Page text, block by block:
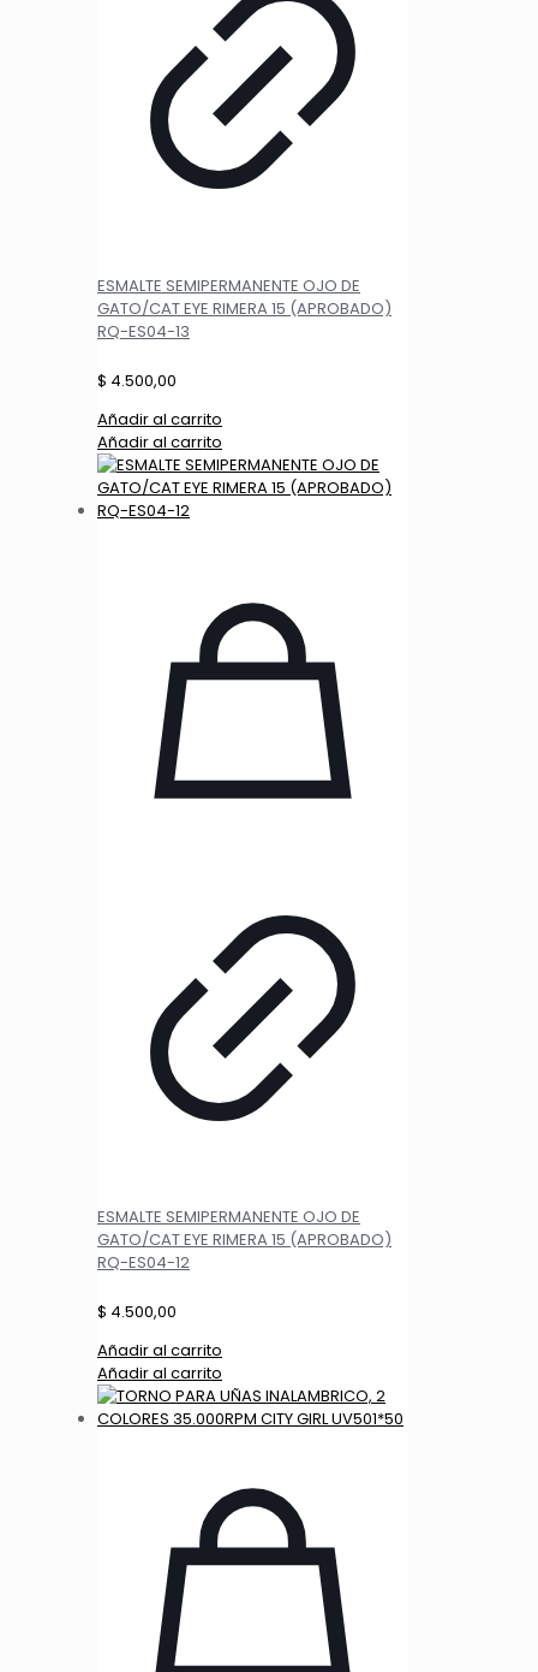
ESMALTE SEMIPERMANENTE OJO DE
GATO/CAT EYE RIMERA 15 (APROBADO)
RQ-ES04-13
$ 4.500,00
Añadir al carrito
Añadir al carrito
ESMALTE SEMIPERMANENTE OJO DE
GATO/CAT EYE RIMERA 15 (APROBADO)
RQ-ES04-12
$ 4.500,00
Añadir al carrito
Añadir al carrito